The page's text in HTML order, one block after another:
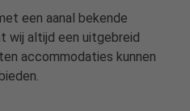
een aanal bekende
wij altijd een uitgebreid
accommodaties kunnen